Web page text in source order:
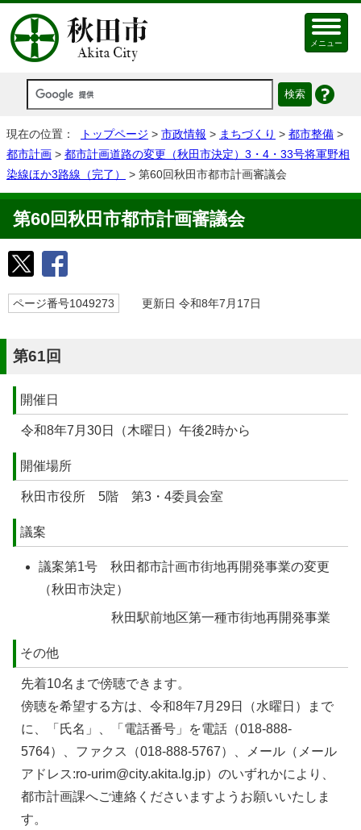
メニュー
現在の位置： トップページ > 市政情報 > まちづくり > 都市整備 >
都市計画 > 都市計画道路の変更（秋田市決定）3・4・33号将軍野相
染線ほか3路線（完了）
> 第60回秋田市都市計画審議会
第60回秋田市都市計画審議会
ページ番号1049273 更新日 令和8年7月17日
第61回
開催日
令和8年7月30日（木曜日）午後2時から
開催場所
秋田市役所 5階 第3・4委員会室
議案
議案第1号 秋田都市計画市街地再開発事業の変更
（秋田市決定）
秋田駅前地区第一種市街地再開発事業
その他
先着10名まで傍聴できます。
傍聴を希望する方は、令和8年7月29日（水曜日）まで
に、「氏名」、「電話番号」を電話（018-888-
5764）、ファクス（018-888-5767）、メール（メール
アドレス:ro-urim@city.akita.lg.jp）のいずれかにより、
都市計画課へご連絡くださいますようお願いいたしま
す。